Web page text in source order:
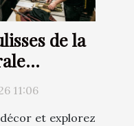
de la
11:06
décor et explorez